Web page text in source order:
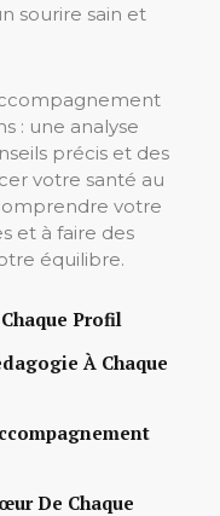
sourire sain et
: une analyse
précis et des
votre santé au
votre
et à faire des
équilibre.
Profil
À Chaque
De Chaque